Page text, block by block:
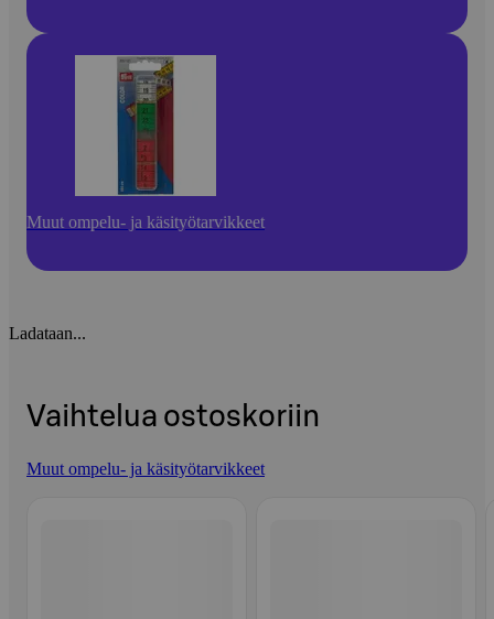
Muut ompelu- ja käsityötarvikkeet
Ladataan...
Vaihtelua ostoskoriin
Muut ompelu- ja käsityötarvikkeet